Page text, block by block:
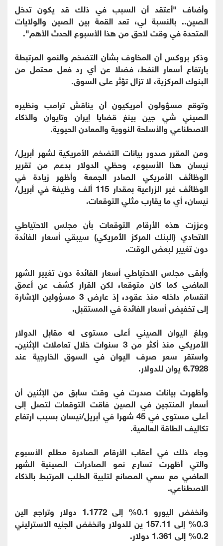
وأضاف "أعتقد أن السبب في ذلك قد يكون تدخل
الصين.. بالنسبة لي، تعد القمة بين الصين والولايات
المتحدة في وقت لاحق من هذا الأسبوع الحدث الأهم".
وذكر بروكس أن المخاوف بشأن التضخم والنمو المرتبطة
بارتفاع أسعار النفط، فضلا عن أي رد فعل محتمل من
البنوك المركزية، لا تزال تؤثر على السوق.
وتوقع مسؤولون أمريكيون أن يناقش ترامب ونظيره
الصيني شي جين بينغ قضايا إيران وتايوان والذكاء
الاصطناعي والأسلحة النووية والمعادن الحيوية.
ومن المقرر صدور بيانات التضخم الأمريكية لشهر أبريل/
نيسان هذا الأسبوع، وحظي الدولار بدعم من تقرير
الوظائف الأمريكي الصادر الجمعة وأظهر زيادة في
الوظائف غير الزراعية بمقدار 115 ألف وظيفة في أبريل/
نيسان، أي ما يقارب مثلي التوقعات.
وعززت هذه الأرقام التوقعات بأن مجلس الاحتياطي
الاتحادي (البنك المركز الأمريكي) سيبقي أسعار الفائدة
دون تغيير لبعض الوقت.
وأبقى مجلس الاحتياطي أسعار الفائدة دون تغيير الشهر
الماضي كما كان متوقعا، لكن القرار كشف عن أعمق
انقسام داخله منذ عقود، إذ عارض 3 مسؤولين الإشارة
إلى تخفيض أسعار الفائدة في المستقبل.
وبلغ اليوان الصيني أعلى مستوى له مقابل الدولار
الأمريكي منذ أكثر من 3 سنوات خلال تعاملات الإثنين.
واستقر سعر صرف اليوان في السوق الخارجية عند
6.7928 يوان للدولار.
وأظهرت بيانات صدرت في وقت سابق من الإثنين أن
أسعار المنتجين في الصين فاقت التوقعات لتصل إلى
أعلى مستوى في 45 شهرا في أبريل/نيسان بسبب ارتفاع
تكاليف الطاقة العالمية.
وجاء ذلك في أعقاب الأرقام الصادرة مطلع الأسبوع
والتي أظهرت تسارع نمو الصادرات الصينية الشهر
الماضي مع سعي المصانع لتلبية الطلب المرتبط بالذكاء
الاصطناعي.
وانخفض اليورو 0.1% إلى 1.1772 دولار وتراجع الين
0.3% إلى 157.11 ين للدولار وانخفض الجنيه الاسترليني
0.2% إلى 1.361 دولار.